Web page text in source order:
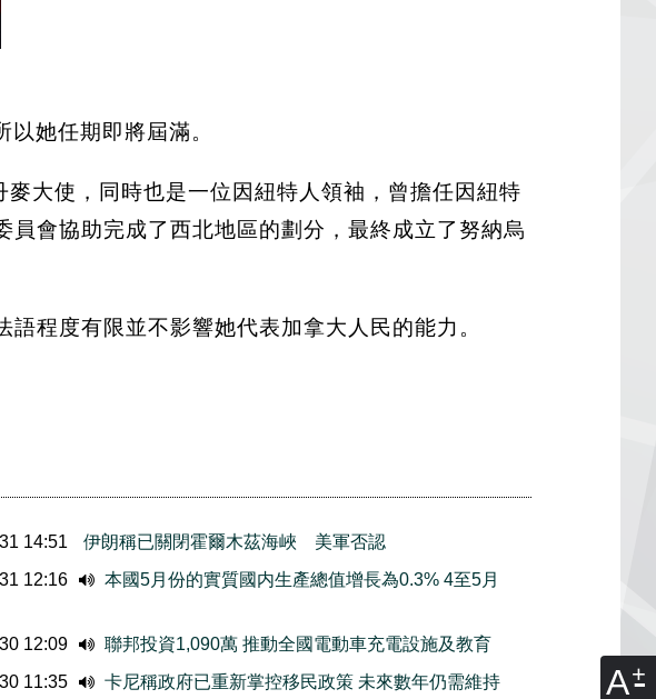
A
她任期即將屆滿。
大使，同時也是一位因紐特人領袖，曾擔任因紐特
會協助完成了西北地區的劃分，最終成立了努納烏
程度有限並不影響她代表加拿大人民的能力。
14:51
伊朗稱已關閉霍爾木茲海峽 美軍否認
12:16
本國5月份的實質國内生產總值增長為0.3% 4至5月
12:09
聯邦投資1,090萬 推動全國電動車充電設施及教育
11:35
卡尼稱政府已重新掌控移民政策 未來數年仍需維持